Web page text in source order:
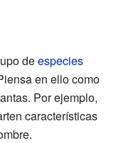
deespecies
en ello como
Por ejemplo,
características